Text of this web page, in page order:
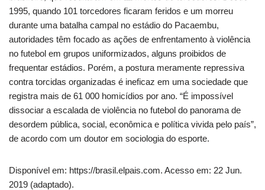
1995, quando 101 torcedores ficaram feridos e um morreu
durante uma batalha campal no estádio do Pacaembu,
autoridades têm focado as ações de enfrentamento à violência
no futebol em grupos uniformizados, alguns proibidos de
frequentar estádios. Porém, a postura meramente repressiva
contra torcidas organizadas é ineficaz em uma sociedade que
registra mais de 61 000 homicídios por ano. “É impossível
dissociar a escalada de violência no futebol do panorama de
desordem pública, social, econômica e política vivida pelo país”,
de acordo com um doutor em sociologia do esporte.
Disponível em: https://brasil.elpais.com. Acesso em: 22 Jun.
2019 (adaptado).